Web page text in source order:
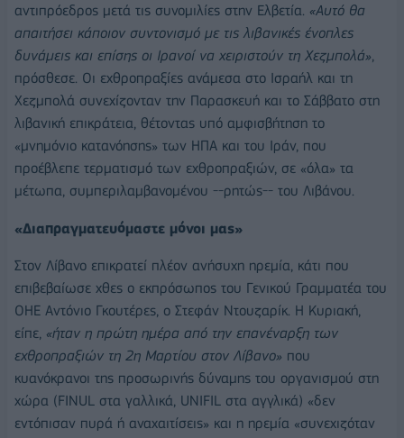
αντιπρόεδρος μετά τις συνομιλίες στην Ελβετία. «Αυτό θα
απαιτήσει κάποιον συντονισμό με τις λιβανικές ένοπλες
δυνάμεις και επίσης οι Ιρανοί να χειριστούν τη Χεζμπολά»
πρόσθεσε. Οι εχθροπραξίες ανάμεσα στο Ισραήλ και τη
Χεζμπολά συνεχίζονταν την Παρασκευή και το Σάββατο στη
λιβανική επικράτεια, θέτοντας υπό αμφισβήτηση το
«μνημόνιο κατανόησης» των ΗΠΑ και του Ιράν, που
προέβλεπε τερματισμό των εχθροπραξιών, σε «όλα» τα
μέτωπα, συμπεριλαμβανομένου --ρητώς-- του Λιβάνου.
«Διαπραγματευόμαστε μόνοι μας»
Στον Λίβανο επικρατεί πλέον ανήσυχη ηρεμία, κάτι που
επιβεβαίωσε χθες ο εκπρόσωπος του Γενικού Γραμματέα του
ΟΗΕ Αντόνιο Γκουτέρες, ο Στεφάν Ντουζαρίκ. Η Κυριακή,
είπε, «ήταν η πρώτη ημέρα από την επανέναρξη των
εχθροπραξιών τη 2η Μαρτίου στον Λίβανο» που
κυανόκρανοι της προσωρινής δύναμης του οργανισμού στη
χώρα (FINUL στα γαλλικά, UNIFIL στα αγγλικά) «δεν
εντόπισαν πυρά ή αναχαιτίσεις» και η ηρεμία «συνεχιζόταν